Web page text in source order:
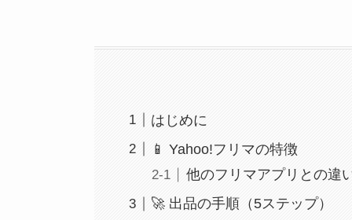
はじめに
📱 Yahoo!フリマの特徴
他のフリマアプリとの違
🚀 出品の手順（5ステップ）